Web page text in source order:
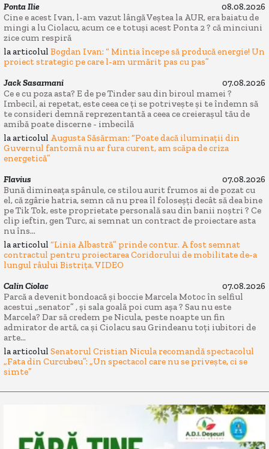
Ponta Ilie
08.08.2026
Cine e acest Ivan, l-am vazut lângă Veștea la AUR, era baiatu de
mingi a lu Ciolacu, acum ce e totuși acest Ponta 2 ? că minciuni
zice cum respiră
la articolul Bogdan Ivan: “ Mintia începe să producă energie! Un
proiect strategic pe care l-am urmărit pas cu pas”
Jack Sasarmani
07.08.2026
Ce e cu poza asta? E de pe Tinder sau din biroul mamei ?
Imbecil, ai repetat, este ceea ce ți se potrivește și te îndemn să
te consideri demnă reprezentantă a ceea ce creierașul tău de
amibă poate discerne - imbecilă
la articolul Augusta Săsărman: “Poate dacă iluminații din
Guvernul fantomă nu ar fura curent, am scăpa de criza
energetică”
Flavius
07.08.2026
Bună dimineața spânule, ce stilou aurit frumos ai de pozat cu
el, că zgârie hatria, semn că nu prea îl foloseșți decât să dea bine
pe Tik Tok, este proprietate personală sau din banii noștri ? Ce
clip ieftin, gen Turc, ai semnat un contract de proiectare asta
nu îns...
la articolul “Linia Albastră” prinde contur. A fost semnat
contractul pentru proiectarea Coridorului de mobilitate de-a
lungul râului Bistrița. VIDEO
Calin Ciolac
07.08.2026
Parcă a devenit bondoacă și boccie Marcela Motoc în selfiul
acestui „senator” , și sala goală poi cum așa ? Sau nu este
Marcela? Dar să credem pe Nicula, peste noapte un fin
admirator de artă, ca și Ciolacu sau Grindeanu toți iubitori de
arte...
la articolul Senatorul Cristian Nicula recomandă spectacolul
„Fata din Curcubeu”: „Un spectacol care nu se privește, ci se
simte”